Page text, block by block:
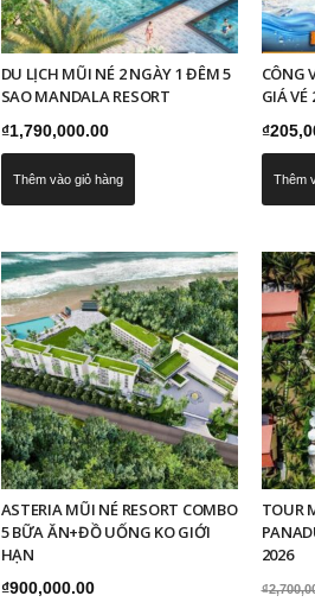
DU LỊCH MŨI NÉ 2 NGÀY 1 ĐÊM 5
SAO MANDALA RESORT
₫1,790,000.00
Thêm vào giỏ hàng
CÔNG
GIÁ VÉ
₫
Thêm
ASTERIA MŨI NÉ RESORT COMBO
5 BỮA ĂN+ĐỒ UỐNG KO GIỚI
HẠN
₫900,000.00
TOUR
2026
₫